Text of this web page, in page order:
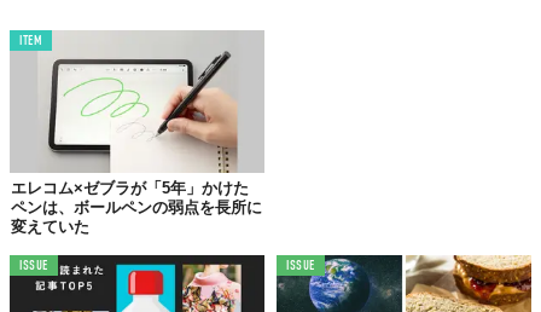
ルセデスの責任になるということ。ドライバーは
放され、運転席で完全な
自由
もっと詳しく＞＞＞
「ネッシー」のイカサマ写真には、
こんな誕生秘話が！
ITEM
エレコム×ゼブラが「5年」かけた
ペンは、ボールペンの弱点を長所に
変えていた
ISSUE ISSUE